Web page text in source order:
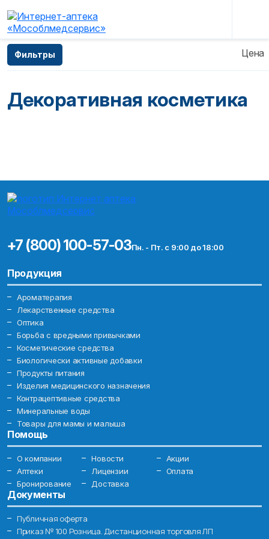
Главная —
— Декоративная косметика
Декоративная косметика
Фильтры Цена
+7 (800) 100-57-03Пн. - Пт. с 9:00 до 18:00
Продукция
Ароматерапия
Лекарственные средства
Оптика
Борьба с вредными привычками
Косметические средства
Биологически активные добавки
Продукты питания
Изделия медицинского назначения
Контрацептивные средства
Минеральные воды
Товары для мамы и малыша
Помощь
О компании Новости
Акции
Аптеки
Лицензии
Оплата
Бронирование
Доставка
Документы
Публичная оферта
Приказ № 100 Розница. Дистанционная торговля ЛП